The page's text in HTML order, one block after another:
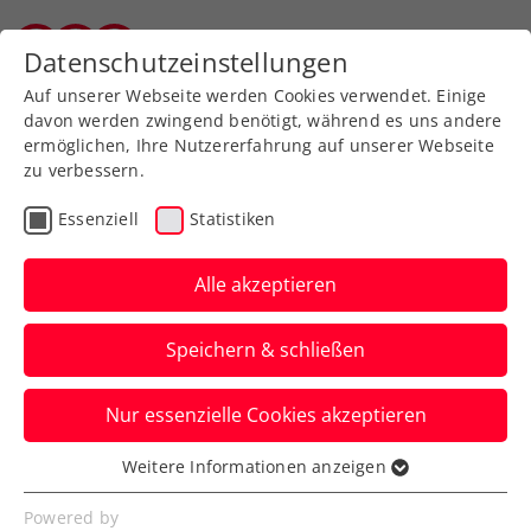
Tennishallen in Vorarlberg
Tennishallen in Vorarlberg
Hier finden Sie eine Übersicht der Hallen in
Datenschutzeinstellungen
Auf unserer Webseite werden Cookies verwendet. Einige
davon werden zwingend benötigt, während es uns andere
ermöglichen, Ihre Nutzererfahrung auf unserer Webseite
zu verbessern.
Essenziell Statistiken
Alle akzeptieren
Speichern & schließen
Nur essenzielle Cookies akzeptieren
Essenziell
Essenzielle Cookies werden für grundlegende
Weitere Informationen anzeigen
Powered by